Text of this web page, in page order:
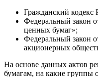
Гражданский кодекс
Федеральный закон
ценных бумаг»;
Федеральный закон
акционерных
На основе данных актов
бумагам, на какие группы